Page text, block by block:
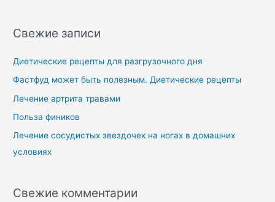
Свежие записи
Диетические рецепты для разгрузочного дня
Фастфуд может быть полезным. Диетические рецепты
Лечение артрита травами
Польза фиников
Лечение сосудистых звездочек на ногах в домашних
условиях
Свежие комментарии